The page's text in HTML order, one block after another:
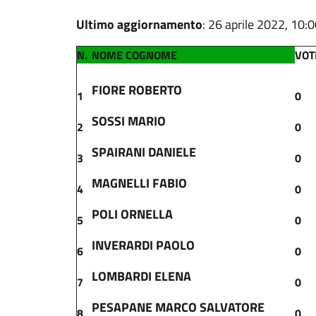
Ultimo aggiornamento: 26 aprile 2022,
N. NOME COGNOME
1 FIORE ROBERTO
0
2 SOSSI MARIO
0
3 SPAIRANI DANIELE
0
4 MAGNELLI FABIO
0
5 POLI ORNELLA
0
6 INVERARDI PAOLO
0
7 LOMBARDI ELENA
0
PESAPANE MARCO SALVATORE